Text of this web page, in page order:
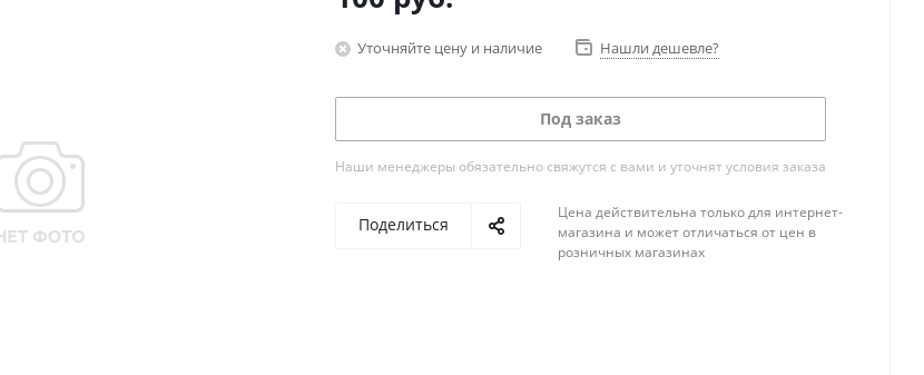
Уточняйте цену и наличие Нашли дешевле?
Под заказ
Наши менеджеры обязательно свяжутся с вами и уточнят условия заказа
Поделиться
Цена действительна только для интернет-
магазина и может отличаться от цен в
розничных магазинах